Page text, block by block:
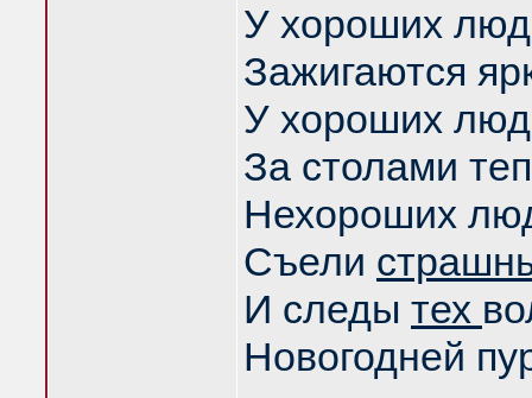
У хороших
Зажигаются
У хороших
За столами
Нехороших
Съели
И следы тех
Новогодней